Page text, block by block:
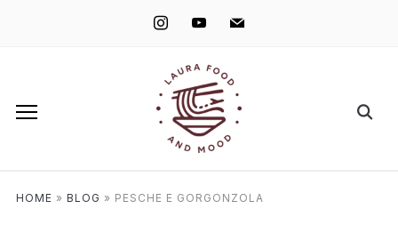
instagramyoutube mail
HOME » BLOG » PESCHE E GORGONZOLA